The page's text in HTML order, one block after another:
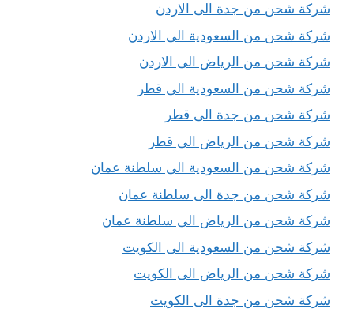
شركة شحن من جدة الى الاردن
شركة شحن من السعودية الى الاردن
شركة شحن من الرياض الى الاردن
شركة شحن من السعودية الى قطر
شركة شحن من جدة الى قطر
شركة شحن من الرياض الى قطر
شركة شحن من السعودية الى سلطنة عمان
شركة شحن من جدة الى سلطنة عمان
شركة شحن من الرياض الى سلطنة عمان
شركة شحن من السعودية الى الكويت
شركة شحن من الرياض الى الكويت
شركة شحن من جدة الى الكويت